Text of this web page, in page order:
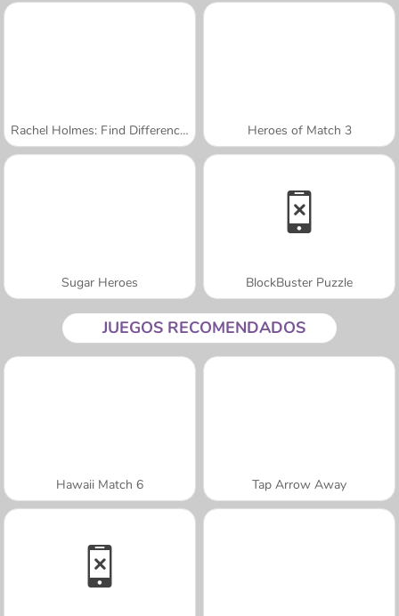
Rachel Holmes: Find Differences Heroes of Match 3
Sugar Heroes BlockBuster Puzzle
JUEGOS RECOMENDADOS
Hawaii Match 6 Tap Arrow Away